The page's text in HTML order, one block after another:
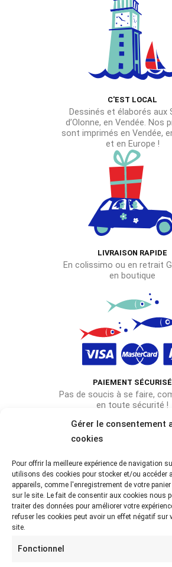
Gérer le consentement
cookies
Pour offrir la meilleure expérience de navigation
utilisons des cookies pour stocker et/ou accéder
appareils, comme l'enregistrement de votre
sur le site. Le fait de consentir aux cookies nous
traiter des données pour améliorer votre
refuser les cookies peut avoir un effet négatif sur
site.
Fonctionnel
C'EST LOCAL
Dessinés et élaborés aux
d’Olonne, en Vendée. Nos
sont imprimés en Vendée,
et en Europe !
LIVRAISON RAPIDE
En colissimo ou en retrait
en boutique
PAIEMENT SÉCURISÉ
Pas de soucis à se faire,
en toute sécurité !
Rejoignez-nous sur
Partagez-nous vos photos
#lebeaubazar